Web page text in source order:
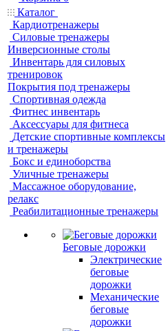
Каталог
Кардиотренажеры
Силовые тренажеры
Инверсионные столы
Инвентарь для силовых
тренировок
Покрытия под тренажеры
Спортивная одежда
Фитнес инвентарь
Аксессуары для фитнеса
Детские спортивные комплексы
и тренажеры
Бокс и единоборства
Уличные тренажеры
Массажное оборудование,
релакс
Реабилитационные тренажеры
Беговые дорожки
Электрические
беговые
дорожки
Механические
беговые
дорожки